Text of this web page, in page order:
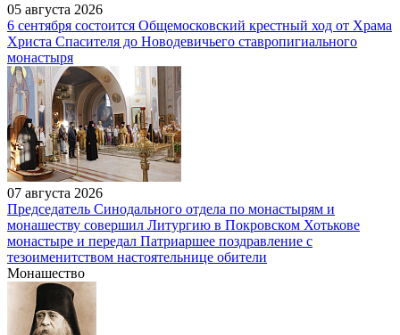
05 августа 2026
6 сентября состоится Общемосковский крестный ход от Храма
Христа Спасителя до Новодевичьего ставропигиального
монастыря
07 августа 2026
Председатель Синодального отдела по монастырям и
монашеству совершил Литургию в Покровском Хотькове
монастыре и передал Патриаршее поздравление с
тезоименитством настоятельнице обители
Монашество